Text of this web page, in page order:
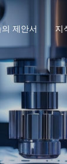
의 제안서 지